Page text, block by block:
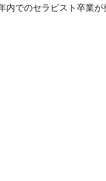
でのセラピスト卒業が